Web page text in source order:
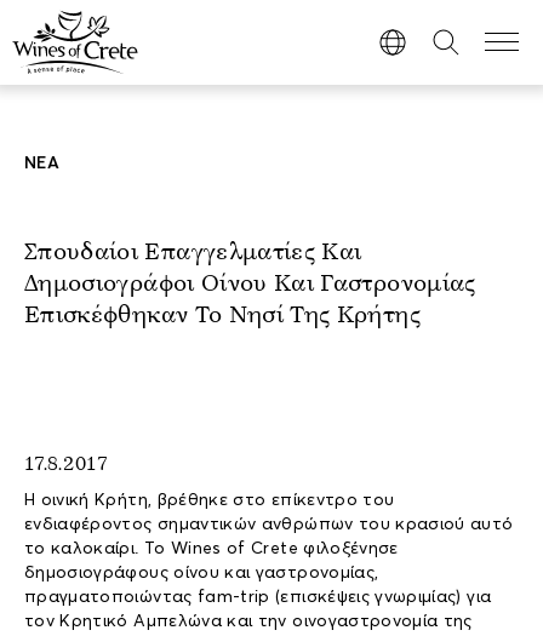
ΝΕΑ
Σπουδαίοι Επαγγελματίες Και
Δημοσιογράφοι Οίνου Και Γαστρονομίας
Επισκέφθηκαν Το Νησί Της Κρήτης
17.8.2017
Η οινική Κρήτη, βρέθηκε στο επίκεντρο του
ενδιαφέροντος σημαντικών ανθρώπων του κρασιού αυτό
το καλοκαίρι. Το Wines of Crete φιλοξένησε
δημοσιογράφους οίνου και γαστρονομίας,
πραγματοποιώντας fam-trip (επισκέψεις γνωριμίας) για
τον Κρητικό Αμπελώνα και την οινογαστρονομία της